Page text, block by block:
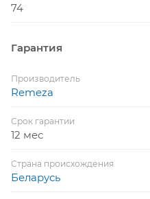
74
Гарантия
Производитель
Remeza
Срок гарантии
12 мес
Страна происхождения
Беларусь